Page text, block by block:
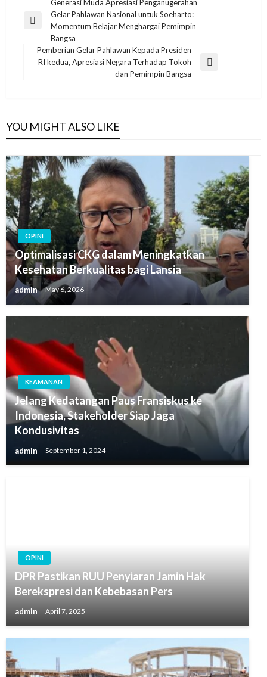
navigation
Previous
Generasi Muda Apresiasi Penganugerahan
Gelar Pahlawan Nasional untuk Soeharto:
Momentum Belajar Menghargai Pemimpin
Bangsa
Next
Pemberian Gelar Pahlawan Kepada Presiden
RI kedua, Apresiasi Negara Terhadap Tokoh
dan Pemimpin Bangsa
YOU MIGHT ALSO LIKE
OPINI
Optimalisasi CKG dalam Meningkatkan
Kesehatan Berkualitas bagi Lansia
admin May 6, 2026
KEAMANAN
Jelang Kedatangan Paus Fransiskus ke
Indonesia, Stakeholder Siap Jaga
Kondusivitas
admin September 1, 2024
OPINI
DPR Pastikan RUU Penyiaran Jamin Hak
Berekspresi dan Kebebasan Pers
admin April 7, 2025